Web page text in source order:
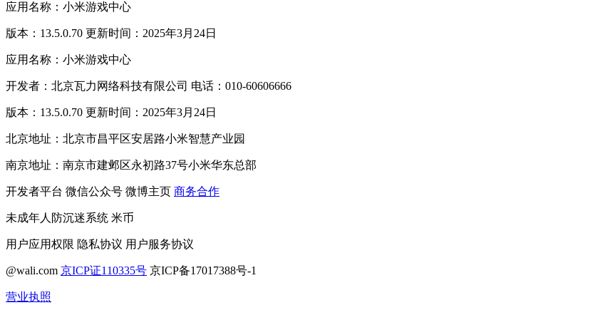
应用名称：小米游戏中心
版本：13.5.0.70 更新时间：2025年3月24日
应用名称：小米游戏中心
开发者：北京瓦力网络科技有限公司 电话：010-60606666
版本：13.5.0.70 更新时间：2025年3月24日
北京地址：北京市昌平区安居路小米智慧产业园
南京地址：南京市建邺区永初路37号小米华东总部
开发者平台 微信公众号 微博主页 商务合作
未成年人防沉迷系统 米币
用户应用权限 隐私协议 用户服务协议
@wali.com 京ICP证110335号 京ICP备17017388号-1
营业执照